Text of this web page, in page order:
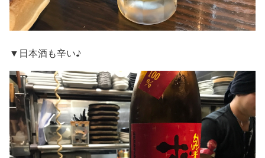
▼日本酒も辛い♪